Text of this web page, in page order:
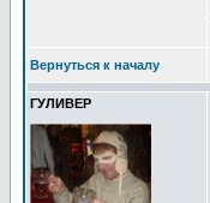
Вернуться к началу
ГУЛИВЕР